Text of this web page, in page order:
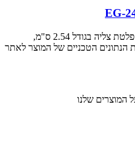
פלטות צליה חשמל EG-24I/36I/48I פלטת צליה בגודל 2.54 ס"מ,
הנתונים הטכניים של המוצר לאתר
המוצרים שלנו